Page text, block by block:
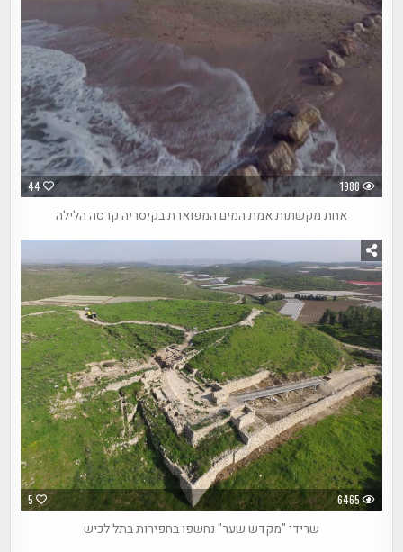
44 1988
אחת מקשתות אמת המים המפוארת בקיסריה קרסה הלילה
5 6465
שרידי "מקדש שער" נחשפו בחפירות בתל לכיש